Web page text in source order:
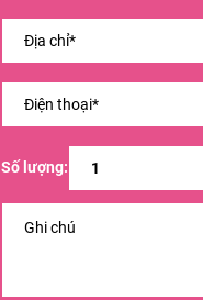
Số lượng: